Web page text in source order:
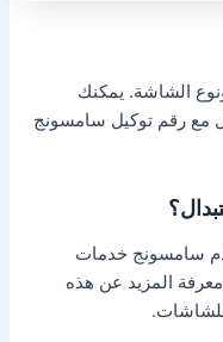
الشاشة. يمكنك
مع رقم توكيل سامسونج
سامسونج خدمات
المزيد عن هذه